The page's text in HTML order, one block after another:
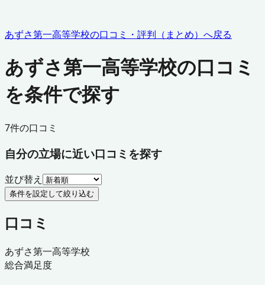
あずさ第一高等学校の口コミ・評判（まとめ）へ戻る
あずさ第一高等学校の口コミ
を条件で探す
7件の口コミ
自分の立場に近い口コミを探す
並び替え
条件を設定して絞り込む
口コミ
あずさ第一高等学校
総合満足度